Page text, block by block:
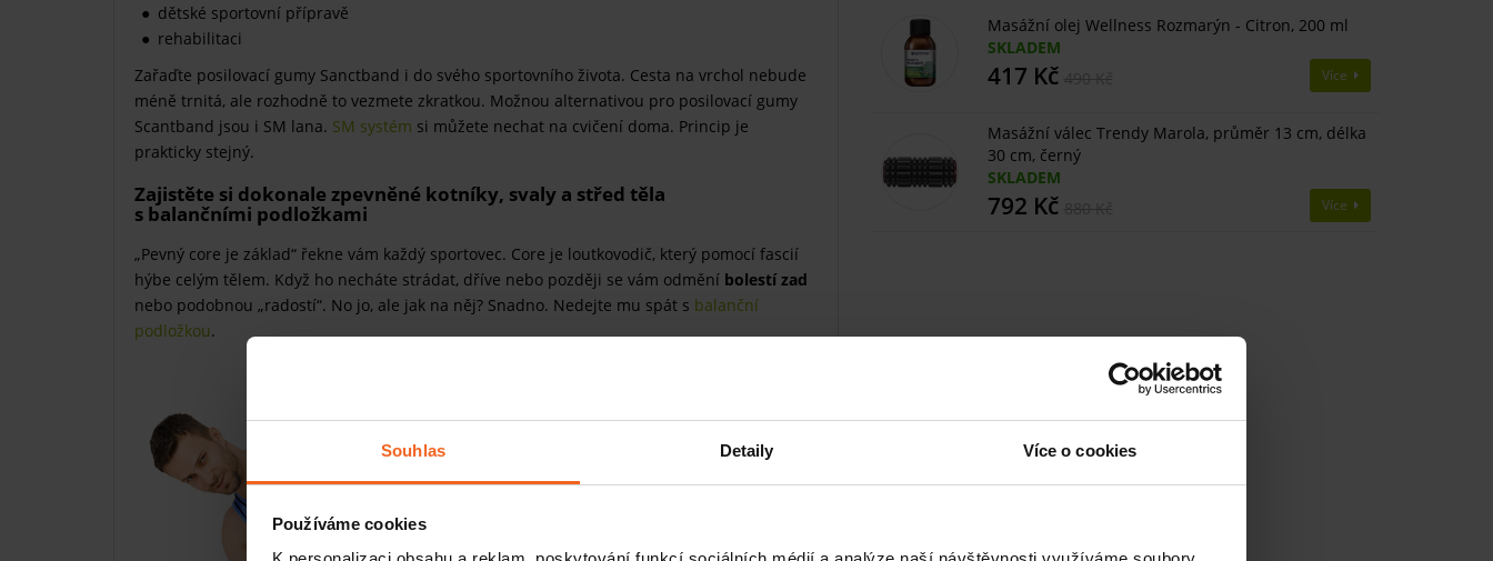
Souhlas Detaily Více o cookies
Používáme cookies
dětské sportovní přípravě
rehabilitaci
Zařaďte posilovací gumy Sanctband i do svého sportovního života. Cesta na vrchol nebude
méně trnitá, ale rozhodně to vezmete zkratkou. Možnou alternativou pro posilovací gumy
Scantband jsou i SM lana. SM systém si můžete nechat na cvičení doma. Princip je
prakticky stejný.
Zajistěte si dokonale zpevněné kotníky, svaly a střed těla
s balančními podložkami
„Pevný core je základ“ řekne vám každý sportovec. Core je loutkovodič, který pomocí fascií
hýbe celým tělem. Když ho necháte strádat, dříve nebo později se vám odmění bolestí zad
nebo podobnou „radostí“. No jo, ale jak na něj? Snadno. Nedejte mu spát s balanční
podložkou.
Masážní olej Wellness Rozmarýn - Citron, 200 ml
SKLADEM
417 Kč Více
Masážní válec Trendy Marola, průměr 13 cm, délka
30 cm, černý
SKLADEM
792 Kč Více